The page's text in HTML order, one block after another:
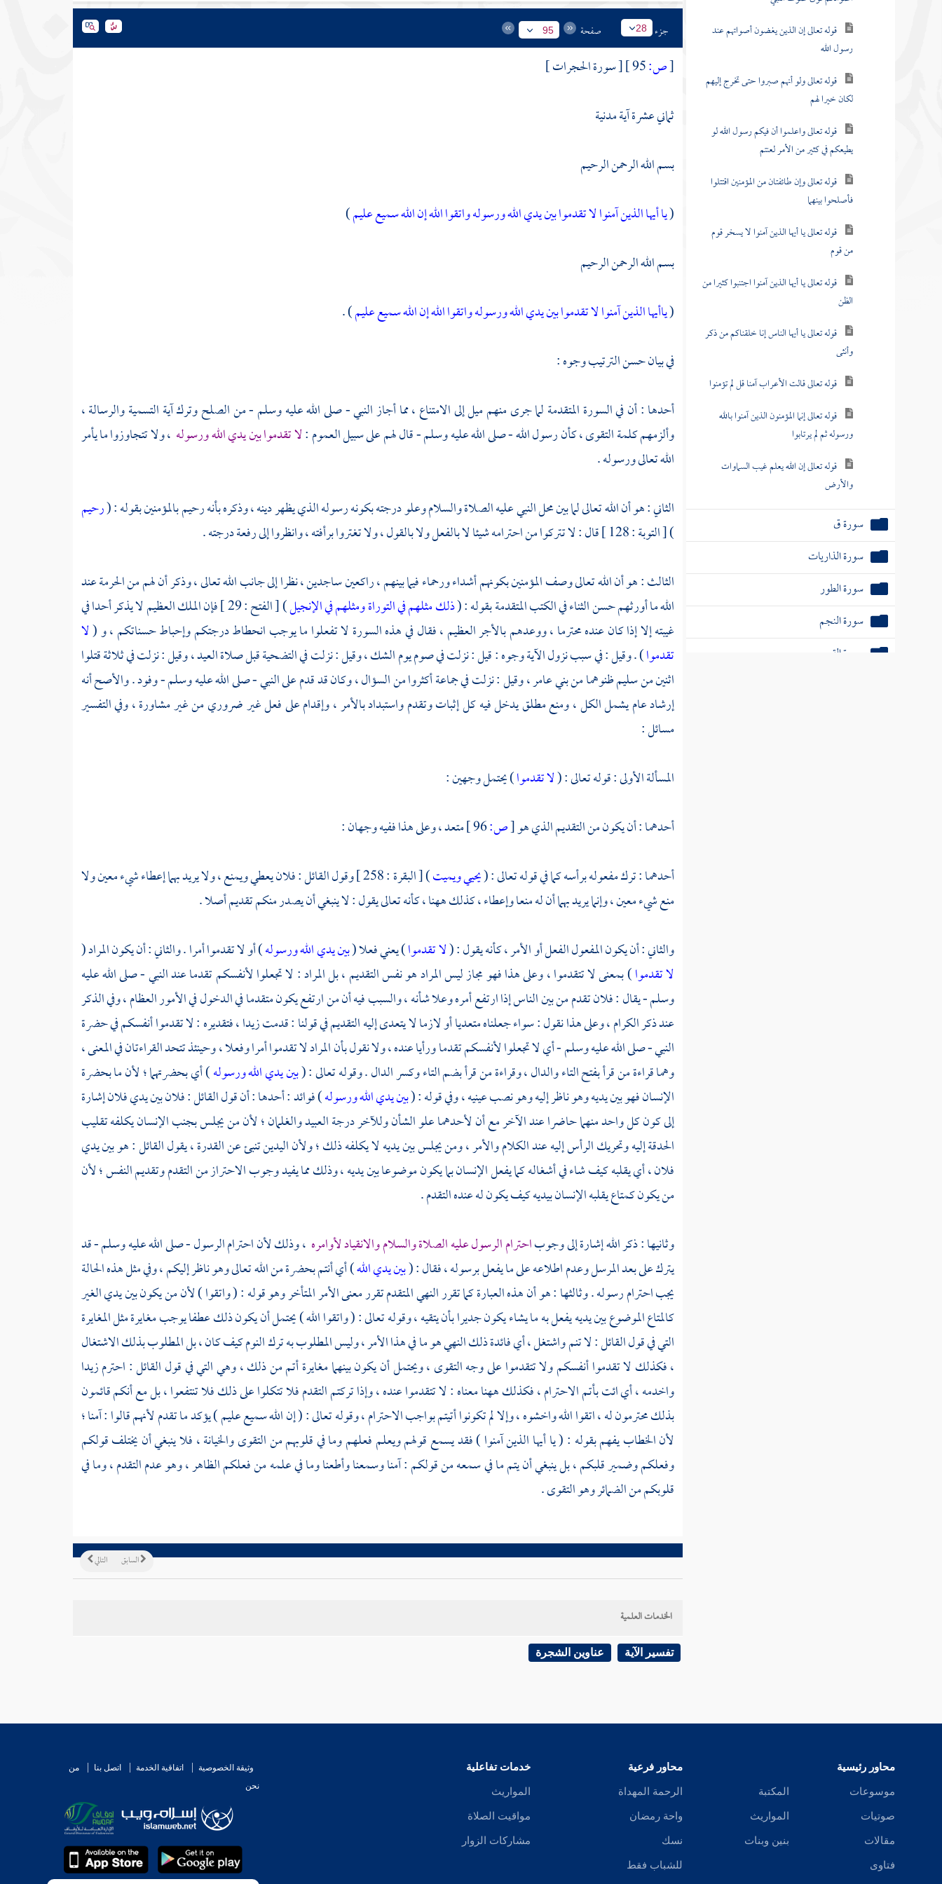
قوله تعالى إن الذين يغضون أصواتهم عند
رسول الله
قوله تعالى ولو أنهم صبروا حتى تخرج إليهم
لكان خيرا لهم
قوله تعالى واعلموا أن فيكم رسول الله لو
يطيعكم في كثير من الأمر لعنتم
قوله تعالى وإن طائفتان من المؤمنين اقتتلوا
فأصلحوا بينهما
قوله تعالى يا أيها الذين آمنوا لا يسخر قوم
من قوم
قوله تعالى يا أيها الذين آمنوا اجتنبوا كثيرا من
الظن
قوله تعالى يا أيها الناس إنا خلقناكم من ذكر
وأنثى
قوله تعالى قالت الأعراب آمنا قل لم تؤمنوا
قوله تعالى إنما المؤمنون الذين آمنوا بالله
ورسوله ثم لم يرتابوا
قوله تعالى إن الله يعلم غيب السماوات
والأرض
سورة ق
سورة الذاريات
سورة الطور
سورة النجم
سورة القمر
سورة الأعلى
سورة الفجر
سورة البلد
جزء 28 صفحة 95
[ص:
[ سورة الحجرات ]
ثماني عشرة آية مدنية
بسم الله الرحمن الرحيم
(يا أيها الذين آمنوا لا تقدموا بين يدي الله ورسوله واتقوا الله إن الله سميع عليم)
بسم الله الرحمن الرحيم
(ياأيها الذين آمنوا لا تقدموا بين يدي الله ورسوله واتقوا الله إن الله سميع عليم) .
في بيان حسن الترتيب وجوه :
أحدها : أن في السورة المتقدمة لما جرى منهم ميل إلى الامتناع ، مما أجاز النبي - صلى الله عليه وسلم - من الصلح وترك آية التسمية والرسالة ،
وألزمهم كلمة التقوى ، كأن رسول الله - صلى الله عليه وسلم - قال لهم على سبيل العموم :لا تقدموا بين يدي الله ورسوله ، ولا تتجاوزوا ما يأمر
الله تعالى ورسوله .
الثاني : هو أن الله تعالى لما بين محل النبي عليه الصلاة والسلام وعلو درجته بكونه رسوله الذي يظهر دينه ، وذكره بأنه رحيم بالمؤمنين بقوله : (رحيم
) [ التوبة : 128 ] قال : لا تتركوا من احترامه شيئا لا بالفعل ولا بالقول ، ولا تغتروا برأفته ، وانظروا إلى رفعة درجته .
الثالث : هو أن الله تعالى وصف المؤمنين بكونهم أشداء ورحماء فيما بينهم ، راكعين ساجدين ، نظرا إلى جانب الله تعالى ، وذكر أن لهم من الحرمة عند
الله ما أورثهم حسن الثناء في الكتب المتقدمة بقوله : (ذلك مثلهم في التوراة ومثلهم في الإنجيل
) [ الفتح : 29 ] فإن الملك العظيم لا يذكر أحدا في
غيبته إلا إذا كان عنده محترما ، ووعدهم بالأجر العظيم ، فقال في هذه السورة لا تفعلوا ما يوجب انحطاط درجتكم وإحباط حسناتكم ، و (لا
تقدموا) . وقيل : في سبب نزول الآية وجوه : قيل : نزلت في صوم يوم الشك ، وقيل : نزلت في التضحية قبل صلاة العيد ، وقيل : نزلت في ثلاثة قتلوا
اثنين من سليم ظنوهما منبني عامر، وقيل : نزلت في جماعة أكثروا من السؤال ، وكان قد قدم على النبي - صلى الله عليه وسلم - وفود . والأصح أنه
إرشاد عام يشمل الكل ، ومنع مطلق يدخل فيه كل إثبات وتقدم واستبداد بالأمر ، وإقدام على فعل غير ضروري من غير مشاورة ، وفي التفسير
مسائل :
المسألة الأولى : قوله تعالى : (لا تقدموا) يحتمل وجهين :
أحدهما : أن يكون من التقديم الذي هو[ص:
متعد ، وعلى هذا ففيه وجهان :
أحدهما : ترك مفعوله برأسه كما في قوله تعالى : (يحيي ويميت
) [ البقرة : 258 ] وقول القائل : فلان يعطي ويمنع ، ولا يريد بهما إعطاء شيء معين ولا
منع شيء معين ، وإنما يريد بهما أن له منعا وإعطاء ، كذلك ههنا ، كأنه تعالى يقول : لا ينبغي أن يصدر منكم تقديم أصلا .
والثاني : أن يكون المفعول الفعل أو الأمر ، كأنه يقول : (لا تقدموا) يعني فعلا (بين يدي الله ورسوله) أو لا تقدموا أمرا . والثاني : أن يكون المراد (
لا تقدموا) بمعنى لا تتقدموا ، وعلى هذا فهو مجاز ليس المراد هو نفس التقديم ، بل المراد : لا تجعلوا لأنفسكم تقدما عند النبي - صلى الله عليه
وسلم - يقال : فلان تقدم من بين الناس إذا ارتفع أمره وعلا شأنه ، والسبب فيه أن من ارتفع يكون متقدما في الدخول في الأمور العظام ، وفي الذكر
عند ذكر الكرام ، وعلى هذا نقول : سواء جعلناه متعديا أو لازما لا يتعدى إليه التقديم في قولنا : قدمت زيدا ، فتقديره : لا تقدموا أنفسكم في حضرة
النبي - صلى الله عليه وسلم - أي لا تجعلوا لأنفسكم تقدما ورأيا عنده ، ولا نقول بأن المراد لا تقدموا أمرا وفعلا ، وحينئذ تتحد القراءتان في المعنى ،
وهما قراءة من قرأ بفتح التاء والدال ، وقراءة من قرأ بضم التاء وكسر الدال . وقوله تعالى : (بين يدي الله ورسوله) أي بحضرتهما ؛ لأن ما بحضرة
الإنسان فهو بين يديه وهو ناظر إليه وهو نصب عينيه ، وفي قوله : (بين يدي الله ورسوله) فوائد : أحدها : أن قول القائل : فلان بين يدي فلان إشارة
إلى كون كل واحد منهما حاضرا عند الآخر مع أن لأحدهما علو الشأن وللآخر درجة العبيد والغلمان ؛ لأن من يجلس بجنب الإنسان يكلفه تقليب
الحدقة إليه وتحريك الرأس إليه عند الكلام والأمر ، ومن يجلس بين يديه لا يكلفه ذلك ؛ ولأن اليدين تنبئ عن القدرة ، يقول القائل : هو بين يدي
فلان ، أي يقلبه كيف شاء في أشغاله كما يفعل الإنسان بما يكون موضوعا بين يديه ، وذلك مما يفيد وجوب الاحتراز من التقدم وتقديم النفس ؛ لأن
من يكون كمتاع يقلبه الإنسان بيديه كيف يكون له عنده التقدم .
وثانيها : ذكر الله إشارة إلى وجوباحترام الرسول عليه الصلاة والسلام والانقياد لأوامره ، وذلك لأن احترام الرسول - صلى الله عليه وسلم - قد
يترك على بعد المرسل وعدم اطلاعه على ما يفعل برسوله ، فقال : (بين يدي الله) أي أنتم بحضرة من الله تعالى وهو ناظر إليكم ، وفي مثل هذه الحالة
يجب احترام رسوله . وثالثها : هو أن هذه العبارة كما تقرر النهي المتقدم تقرر معنى الأمر المتأخر وهو قوله : ( واتقوا ) لأن من يكون بين يدي الغير
كالمتاع الموضوع بين يديه يفعل به ما يشاء يكون جديرا بأن يتقيه ، وقوله تعالى : ( واتقوا الله ) يحتمل أن يكون ذلك عطفا يوجب مغايرة مثل المغايرة
التي في قول القائل : لا تنم واشتغل ، أي فائدة ذلك النهي هو ما في هذا الأمر ، وليس المطلوب به ترك النوم كيف كان ، بل المطلوب بذلك الاشتغال
، فكذلك لا تقدموا أنفسكم ولا تتقدموا على وجه التقوى ، ويحتمل أن يكون بينهما مغايرة أتم من ذلك ، وهي التي في قول القائل : احترم زيدا
واخدمه ، أي ائت بأتم الاحترام ، فكذلك ههنا معناه : لا تتقدموا عنده ، وإذا تركتم التقدم فلا تتكلوا على ذلك فلا تنتفعوا ، بل مع أنكم قائمون
بذلك محترمون له ، اتقوا الله واخشوه ، وإلا لم تكونوا أتيتم بواجب الاحترام ، وقوله تعالى : ( إن الله سميع عليم ) يؤكد ما تقدم لأنهم قالوا : آمنا ؛
لأن الخطاب يفهم بقوله : ( يا أيها الذين آمنوا ) فقد يسمع قولهم ويعلم فعلهم وما في قلوبهم من التقوى والخيانة ، فلا ينبغي أن يختلف قولكم
وفعلكم وضمير قلبكم ، بل ينبغي أن يتم ما في سمعه من قولكم : آمنا وسمعنا وأطعنا وما في علمه من فعلكم الظاهر ، وهو عدم التقدم ، وما في
قلوبكم من الضمائر وهو التقوى .
التالي السابق
الخدمات العلمية
تفسير الآية عناوين الشجرة
محاور رئيسية
موسوعات
صوتيات
مقالات
فتاوى
المكتبة
المواريث
بنين وبنات
محاور فرعية
الرحمة المهداة
واحة رمضان
نسك
للشباب فقط
خدمات تفاعلية
المواريث
مواقيت الصلاة
مشاركات الزوار
وثيقة الخصوصية اتفاقية الخدمة اتصل بنا
من
نحن